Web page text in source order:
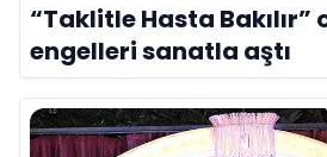
“Taklitle Hasta Bakılır”
engelleri sanatla aştı